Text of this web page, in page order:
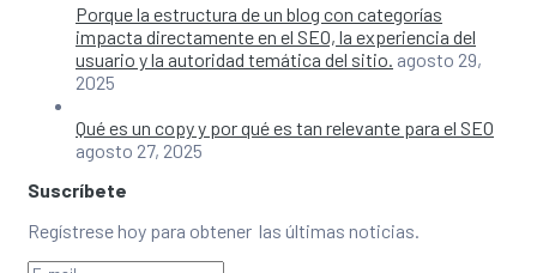
Porque la estructura de un blog con categorías
impacta directamente en el SEO, la experiencia del
usuario y la autoridad temática del sitio. agosto 29,
2025
Qué es un copy y por qué es tan relevante para el SEO
agosto 27, 2025
Suscríbete
Regístrese hoy para obtener las últimas noticias.